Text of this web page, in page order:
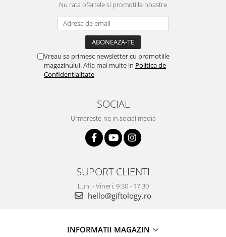
Nu rata ofertele si promotiile noastre
Vreau sa primesc newsletter cu promotiile
magazinului. Afla mai multe in Politica de
Confidentialitate
SOCIAL
Urmareste-ne in social media
SUPORT CLIENTI
Luni - Vineri: 9:30 - 17:30
hello@giftology.ro
INFORMATII MAGAZIN